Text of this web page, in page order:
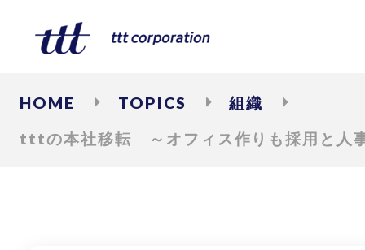
HOME TOPICS
組織
tttの本社移転 ～オフィス作りも採用と人